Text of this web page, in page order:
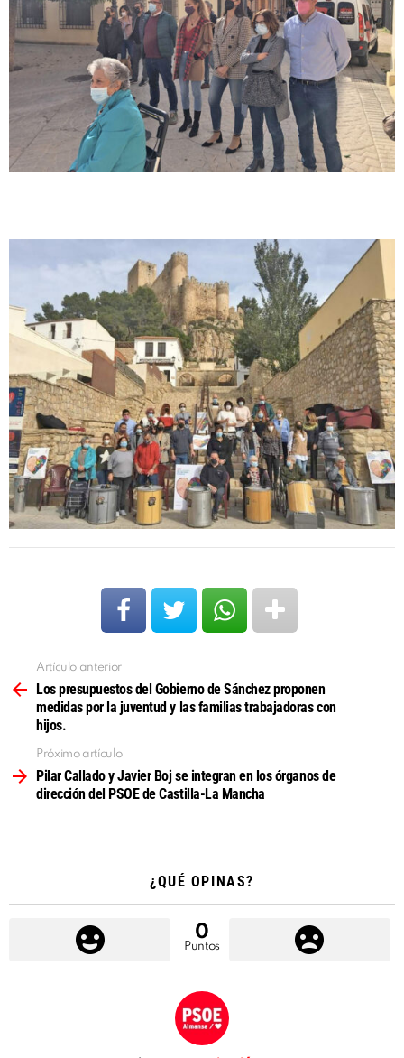
más
Artículo anterior
Los presupuestos del Gobierno de Sánchez proponen
medidas por la juventud y las familias trabajadoras con
hijos.
Próximo artículo
Pilar Callado y Javier Boj se integran en los órganos de
dirección del PSOE de Castilla-La Mancha
¿QUÉ OPINAS?
0
Puntos